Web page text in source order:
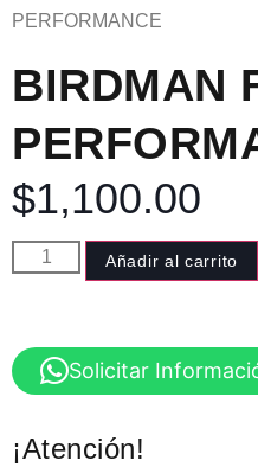
PERFORMANCE
BIRDMAN
$1,100.00
Añadir al carrito
Solicitar
¡Atención!